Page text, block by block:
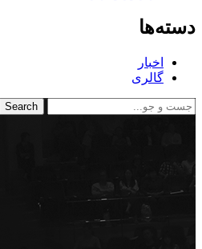
دسته‌ها
اخبار
گالری
Search